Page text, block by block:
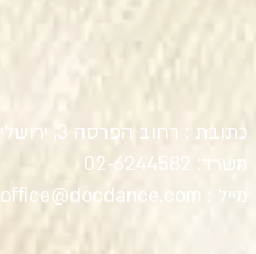
כתובת : רחוב הפרסה 3, ירושלים
משרד:
02-6244582
מייל : office@docdance.com